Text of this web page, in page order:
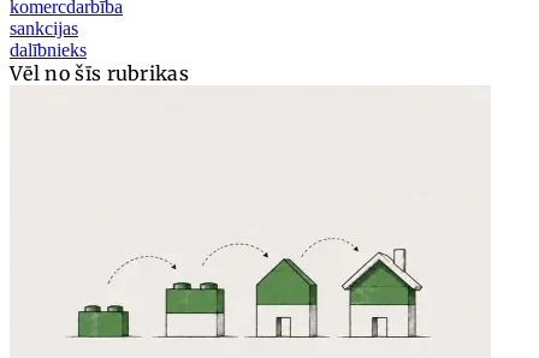
komercdarbība
sankcijas
dalībnieks
Vēl no šīs rubrikas